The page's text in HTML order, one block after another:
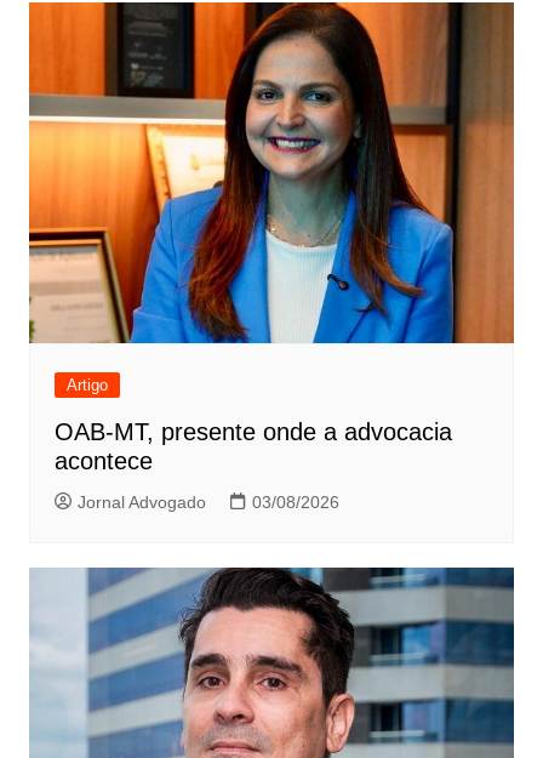
Artigo
OAB-MT, presente onde a advocacia
acontece
Jornal Advogado 03/08/2026